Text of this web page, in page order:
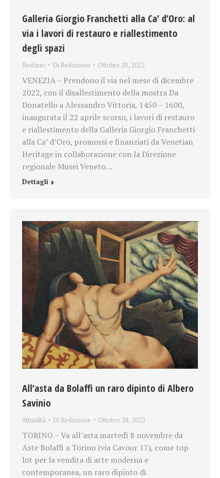
Galleria Giorgio Franchetti alla Ca’ d’Oro: al
via i lavori di restauro e riallestimento
degli spazi
Restauri Di Redazione Ottobre 28, 2022
VENEZIA – Prendono il via nel mese di dicembre
2022, con il disallestimento della mostra Da
Donatello a Alessandro Vittoria, 1450 – 1600,
inaugurata il 22 aprile scorso, i lavori di restauro
e riallestimento della Galleria Giorgio Franchetti
alla Ca’ d’Oro, promossi e finanziati da Venetian
Heritage in collaborazione con la Direzione
regionale Musei Veneto…
Dettagli
All’asta da Bolaffi un raro dipinto di Albero
Savinio
Attualità Di Redazione Ottobre 28, 2022
TORINO – Va all’asta martedì 8 novembre da
Aste Bolaffi a Torino (via Cavour 17), come top
lot per la vendita di arte moderna e
contemporanea, un raro dipinto di